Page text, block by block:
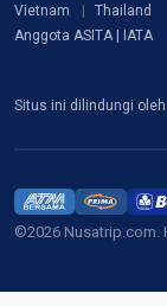
Vietnam
Thailand
Anggota ASITA | IATA
Situs ini dilindungi oleh
©2026 Nusatrip.com.